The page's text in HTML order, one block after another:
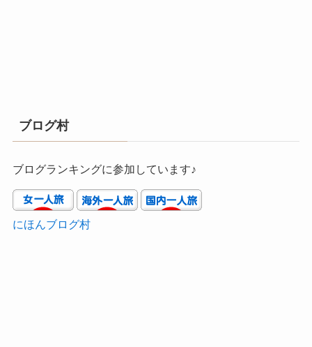
ブログ村
ブログランキングに参加しています♪
にほんブログ村